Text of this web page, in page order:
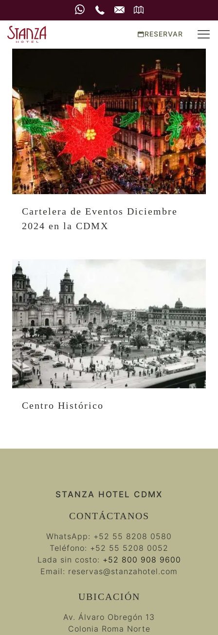
RESERVAR
Cartelera de Eventos Diciembre
2024 en la CDMX
Centro Histórico
STANZA HOTEL CDMX
CONTÁCTANOS
WhatsApp: +52 55 8208 0580
Teléfono: +52 55 5208 0052
Lada sin costo: +52 800 908 9600
Email: reservas@stanzahotel.com
UBICACIÓN
Av. Álvaro Obregón 13
Colonia Roma Norte